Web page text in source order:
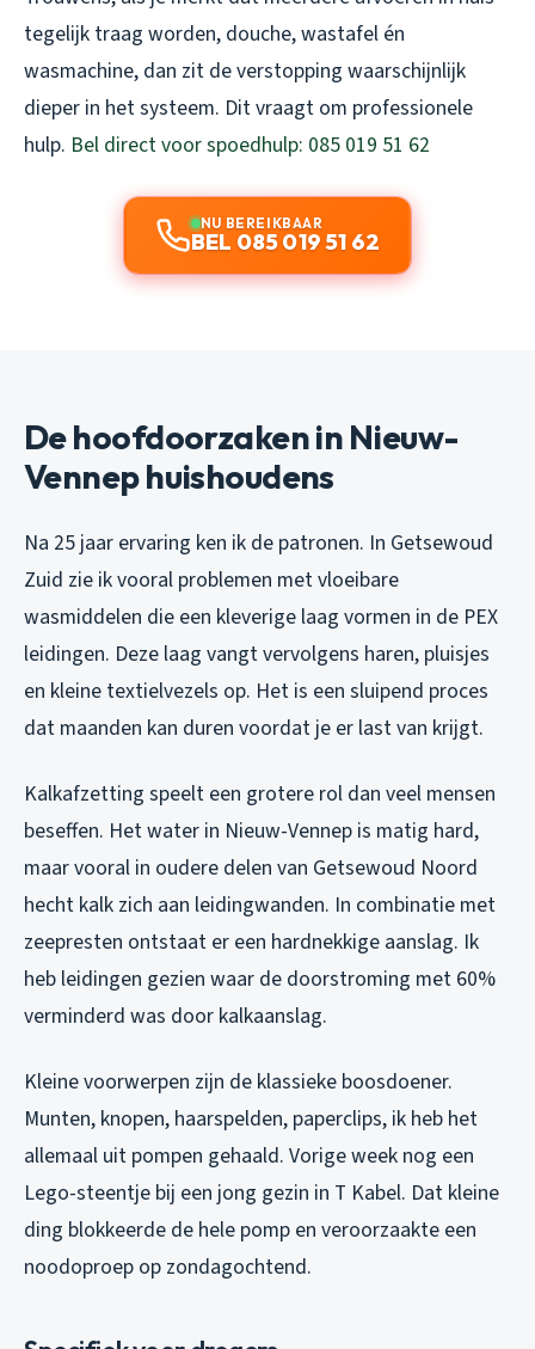
tegelijk traag worden, douche, wastafel én
wasmachine, dan zit de verstopping waarschijnlijk
dieper in het systeem. Dit vraagt om professionele
hulp. Bel direct voor spoedhulp: 085 019 51 62
NU BEREIKBAAR
BEL 085 019 51 62
De hoofdoorzaken in Nieuw-
Vennep huishoudens
Na 25 jaar ervaring ken ik de patronen. In Getsewoud
Zuid zie ik vooral problemen met vloeibare
wasmiddelen die een kleverige laag vormen in de PEX
leidingen. Deze laag vangt vervolgens haren, pluisjes
en kleine textielvezels op. Het is een sluipend proces
dat maanden kan duren voordat je er last van krijgt.
Kalkafzetting speelt een grotere rol dan veel mensen
beseffen. Het water in Nieuw-Vennep is matig hard,
maar vooral in oudere delen van Getsewoud Noord
hecht kalk zich aan leidingwanden. In combinatie met
zeepresten ontstaat er een hardnekkige aanslag. Ik
heb leidingen gezien waar de doorstroming met 60%
verminderd was door kalkaanslag.
Kleine voorwerpen zijn de klassieke boosdoener.
Munten, knopen, haarspelden, paperclips, ik heb het
allemaal uit pompen gehaald. Vorige week nog een
Lego-steentje bij een jong gezin in T Kabel. Dat kleine
ding blokkeerde de hele pomp en veroorzaakte een
noodoproep op zondagochtend.